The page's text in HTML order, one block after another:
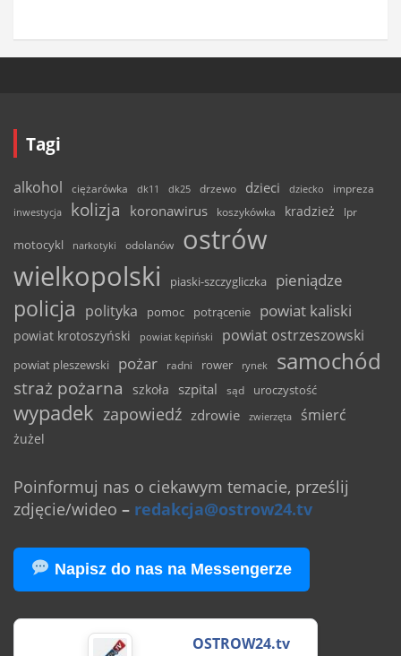
Tagi
alkohol ciężarówka dk11 dk25 drzewo dzieci dziecko
impreza
inwestycja
kolizja koronawirus koszykówka kradzież lpr
motocykl narkotyki odolanów
ostrów
wielkopolski
piaski-szczygliczka pieniądze
policja polityka pomoc potrącenie powiat kaliski
powiat krotoszyński powiat kępiński powiat ostrzeszowski
powiat pleszewski pożar radni rower rynek samochód
straż pożarna szkoła szpital sąd uroczystość
wypadek zapowiedź zdrowie zwierzęta śmierć
żużel
Poinformuj nas o ciekawym temacie, prześlij
zdjęcie/wideo – redakcja@ostrow24.tv
Napisz do nas na Messengerze
OSTROW24.tv